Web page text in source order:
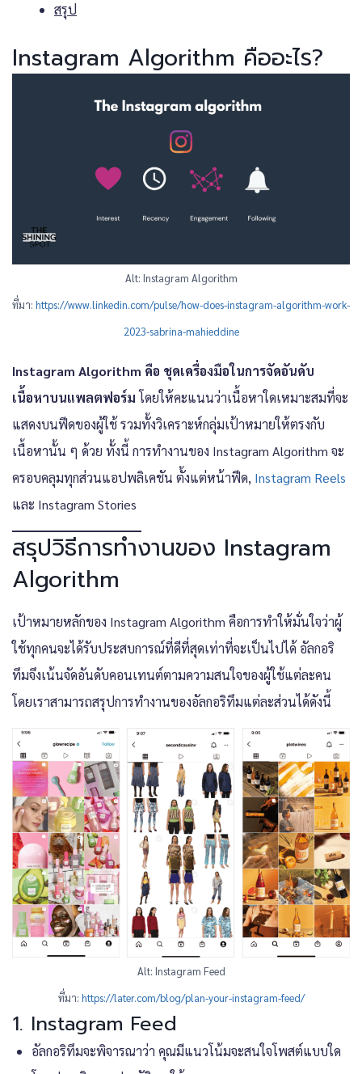
สรุป
Instagram Algorithm คืออะไร?
Alt: Instagram Algorithm
ที่มา: https://www.linkedin.com/pulse/how-does-instagram-algorithm-work-
2023-sabrina-mahieddine
Instagram Algorithm คือ ชุดเครื่องมือในการจัดอันดับ
เนื้อหาบนแพลตฟอร์ม โดยให้คะแนนว่าเนื้อหาใดเหมาะสมที่จะ
แสดงบนฟีดของผู้ใช้ รวมทั้งวิเคราะห์กลุ่มเป้าหมายให้ตรงกับ
เนื้อหานั้น ๆ ด้วย ทั้งนี้ การทำงานของ Instagram Algorithm จะ
ครอบคลุมทุกส่วนแอปพลิเคชัน ตั้งแต่หน้าฟีด, Instagram Reels
และ Instagram Stories
สรุปวิธีการทำงานของ Instagram
Algorithm
เป้าหมายหลักของ Instagram Algorithm คือการทำให้มั่นใจว่าผู้
ใช้ทุกคนจะได้รับประสบการณ์ที่ดีที่สุดเท่าที่จะเป็นไปได้ อัลกอริ
ทึมจึงเน้นจัดอันดับคอนเทนต์ตามความสนใจของผู้ใช้แต่ละคน
โดยเราสามารถสรุปการทำงานของอัลกอริทึมแต่ละส่วนได้ดังนี้
Alt: Instagram Feed
ที่มา: https://later.com/blog/plan-your-instagram-feed/
1. Instagram Feed
อัลกอริทึมจะพิจารณาว่า คุณมีแนวโน้มจะสนใจโพสต์แบบใด